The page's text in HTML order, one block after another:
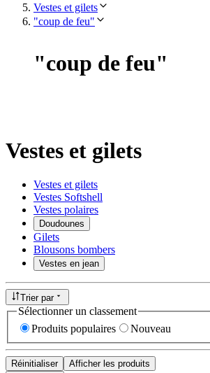
Vestes et gilets
"coup de feu"
"coup de feu"
Vestes et gilets
Vestes et gilets
Vestes Softshell
Vestes polaires
Doudounes
Gilets
Blousons bombers
Vestes en jean
Trier par
Sélectionner un classement
Produits populaires
Nouveau
Réinitialiser
Afficher les produits